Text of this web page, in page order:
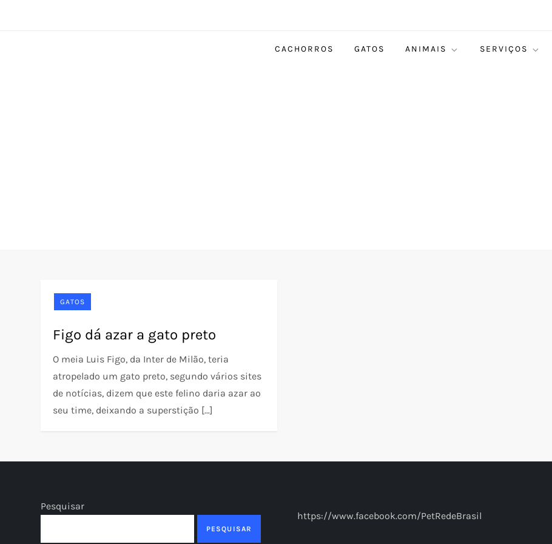
CACHORROS GATOS ANIMAIS SERVIÇOS
GATOS
Figo dá azar a gato preto
O meia Luis Figo, da Inter de Milão, teria
atropelado um gato preto, segundo vários sites
de notícias, dizem que este felino daria azar ao
seu time, deixando a superstição […]
Pesquisar
PESQUISAR
https://www.facebook.com/PetRedeBrasil